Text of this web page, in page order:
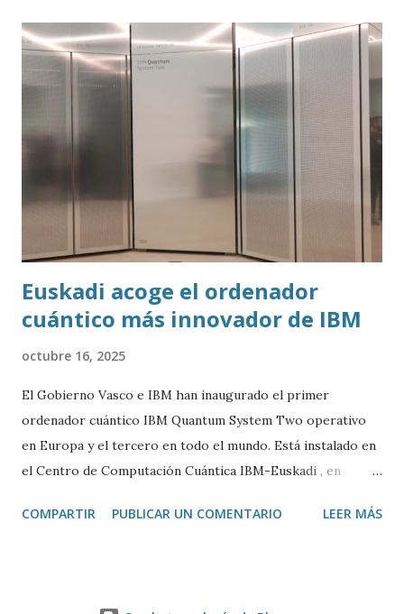
Euskadi acoge el ordenador
cuántico más innovador de IBM
octubre 16, 2025
El Gobierno Vasco e IBM han inaugurado el primer
ordenador cuántico IBM Quantum System Two operativo
en Europa y el tercero en todo el mundo. Está instalado en
el Centro de Computación Cuántica IBM-Euskadi , en
siete metros de ancho por 4 de alto. Está encerrado en una
COMPARTIR PUBLICAR UN COMENTARIO LEER MÁS